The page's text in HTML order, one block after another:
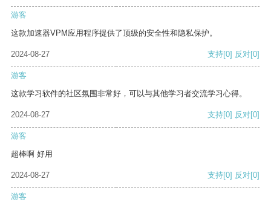
游客
这款加速器VPM应用程序提供了顶级的安全性和隐私保护。
2024-08-27 支持[0] 反对[0]
游客
这款学习软件的社区氛围非常好，可以与其他学习者交流学习心得。
2024-08-27 支持[0] 反对[0]
游客
超棒啊 好用
2024-08-27 支持[0] 反对[0]
游客